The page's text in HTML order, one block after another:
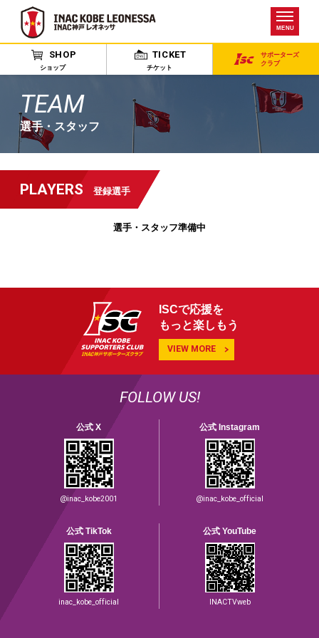
MENU
SHOP
ショップ
TICKET
チケット
サポーターズ
クラブ
TEAM
選手・スタッフ
PLAYERS 登録選手
選手・スタッフ準備中
ISCで応援を
もっと楽しもう
VIEW MORE
FOLLOW US!
公式 X
@inac_kobe2001
公式 Instagram
@inac_kobe_official
公式 TikTok
inac_kobe_official
公式 YouTube
INACTVweb